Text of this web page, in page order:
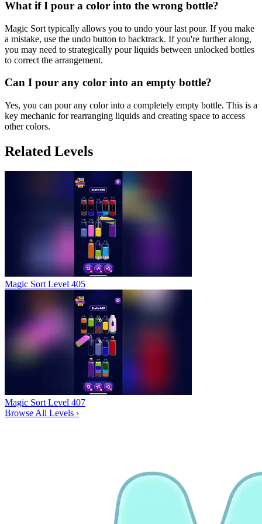
What if I pour a color into the wrong bottle?
Magic Sort typically allows you to undo your last pour. If you make
a mistake, use the undo button to backtrack. If you're further along,
you may need to strategically pour liquids between unlocked bottles
to correct the arrangement.
Can I pour any color into an empty bottle?
Yes, you can pour any color into a completely empty bottle. This is a
key mechanic for rearranging liquids and creating space to access
other colors.
Related Levels
Magic Sort Level 405
Magic Sort Level 407
Browse All Levels ›